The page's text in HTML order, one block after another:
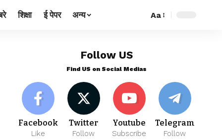
शिक्षा ई पेपर अन्य Aa
Follow US
Find US on Social Medias
Facebook
Like
Twitter
Follow
Youtube
Subscribe
Telegram
Follow